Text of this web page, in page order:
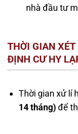
nhà đầu tư
THỜI GIAN XÉT
ĐỊNH CƯ HY
Thời gian xử lí
14 tháng)để